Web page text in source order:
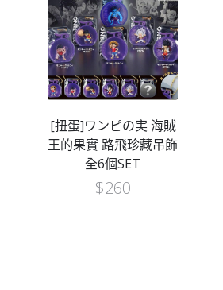
[扭蛋]ワンピの実 海賊
王的果實 路飛珍藏吊飾
全6個SET
$260